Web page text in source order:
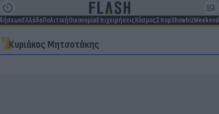
ΕλλάδαΠολιτικήΟικονομίαΕπιχειρήσειςΚόσμοςΣπορShowbizWeekend
Κυριάκος Μητσοτάκης